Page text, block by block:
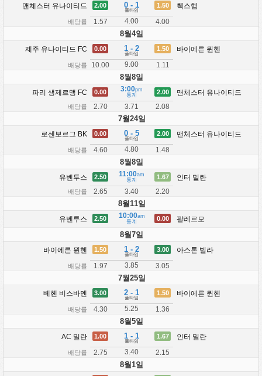
맨체스터 유나이티드
배당률
2.00
1.57
0 - 1
풀타임
4.00
1.50
4.00
뤡스햄
8월4일
제주 유나이티드 FC
배당률
0.00
10.00
1 - 2
풀타임
9.00
1.50
1.11
바이에른 뮌헨
8월8일
파리 생제르맹 FC
배당률
0.00
2.70
3:00pm
통계
3.71
2.00
2.08
맨체스터 유나이티드
7월24일
로센보르그 BK
배당률
0.00
4.60
0 - 5
풀타임
4.80
2.00
1.48
맨체스터 유나이티드
8월8일
유벤투스
배당률
2.50
2.65
11:00am
통계
3.40
1.67
2.20
인터 밀란
8월11일
유벤투스 2.50 10:00am
통계
0.00 팔레르모
8월7일
바이에른 뮌헨
배당률
1.50
1.97
1 - 2
풀타임
3.85
3.00
3.05
아스톤 빌라
7월25일
베헨 비스바덴
배당률
3.00
4.30
2 - 1
풀타임
5.25
1.50
1.36
바이에른 뮌헨
8월5일
AC 밀란
배당률
1.00
2.75
1 - 1
풀타임
3.40
1.67
2.15
인터 밀란
8월1일